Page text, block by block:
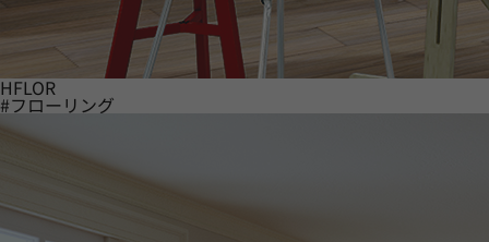
HFLOR
#フローリング